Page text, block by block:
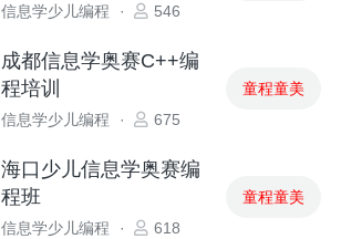
信息学少儿编程 · 546
成都信息学奥赛C++编
程培训
信息学少儿编程 · 675
童程童美
海口少儿信息学奥赛编
程班
信息学少儿编程 · 618
童程童美